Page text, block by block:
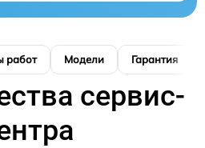
работ Модели Гарантия
сервис-